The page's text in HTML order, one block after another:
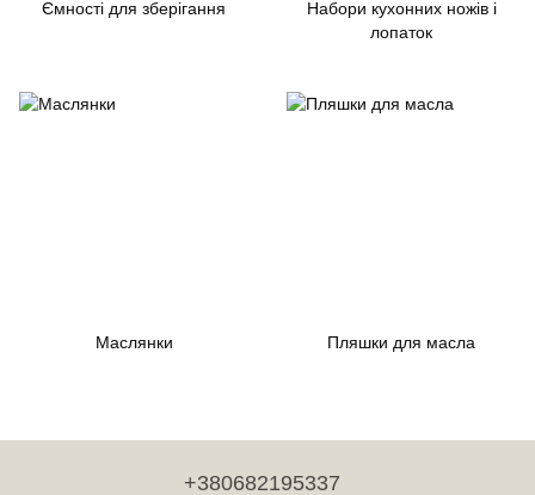
Ємності для зберігання
Набори кухонних ножів і
лопаток
Маслянки Пляшки для масла
+380682195337